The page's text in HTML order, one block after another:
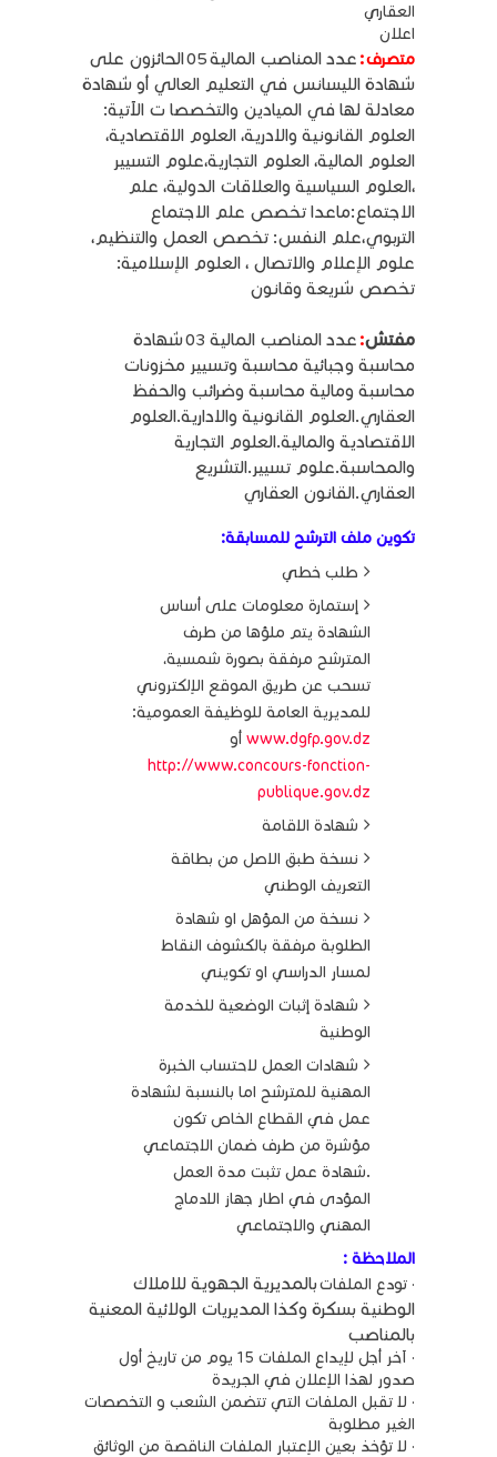
العقاري
اعلان
متصرف: عدد المناصب المالية05الحائزون على
شهادة الليسانس في التعليم العالي أو شهادة
معادلة لها في الميادين والتخصصا ت الآتية:
العلوم القانونية والادرية، العلوم الاقتصادية،
العلوم المالية، العلوم التجارية،علوم التسيير
،العلوم السياسية والعلاقات الدولية، علم
الاجتماع:ماعدا تخصص علم الاجتماع
التربوي،علم النفس: تخصص العمل والتنظيم،
علوم الإعلام والاتصال ، العلوم الإسلامية:
تخصص شريعة وقانون
مفتش: عدد المناصب المالية
شهادة
محاسبة وجبائية محاسبة وتسيير مخزونات
محاسبة ومالية محاسبة وضرائب والحفظ
العقاري.العلوم القانونية والادارية.العلوم
الاقتصادية والمالية.العلوم التجارية
والمحاسبة.علوم تسيير.التشريع
العقاري.القانون العقاري
تكوين ملف الترشح للمسابقة:
طلب خطي
إستمارة معلومات على أساس
الشهادة يتم ملؤها من طرف
المترشح مرفقة بصورة شمسية،
تسحب عن طريق الموقع الإلكتروني
للمديرية العامة للوظيفة العمومية:
www.dgfp.gov.dz أو
http://www.concours-fonction-
publique.gov.dz
شهادة الاقامة
نسخة طبق الاصل من بطاقة
التعريف الوطني
نسخة من المؤهل او شهادة
الطلوبة مرفقة بالكشوف النقاط
لمسار الدراسي او تكويني
شهادة إثبات الوضعية للخدمة
الوطنية
شهادات العمل لاحتساب الخبرة
المهنية للمترشح اما بالنسبة لشهادة
عمل في القطاع الخاص تكون
مؤشرة من طرف ضمان الاجتماعي
.شهادة عمل تثبت مدة العمل
المؤدى في اطار جهاز الادماج
المهني والاجتماعي
الملاحظة :
· تودع الملفاتبالمديرية الجهوية للاملاك
الوطنية بسكرة وكذا المديريات الولائية المعنية
بالمناصب
· آخر أجل لإيداع الملفات 15 يوم من تاريخ أول
صدور لهذا الإعلان في الجريدة
· لا تقبل الملفات التي تتضمن الشعب و التخصصات
الغير مطلوبة
· لا تؤخذ بعين الإعتبار الملفات الناقصة من الوثائق